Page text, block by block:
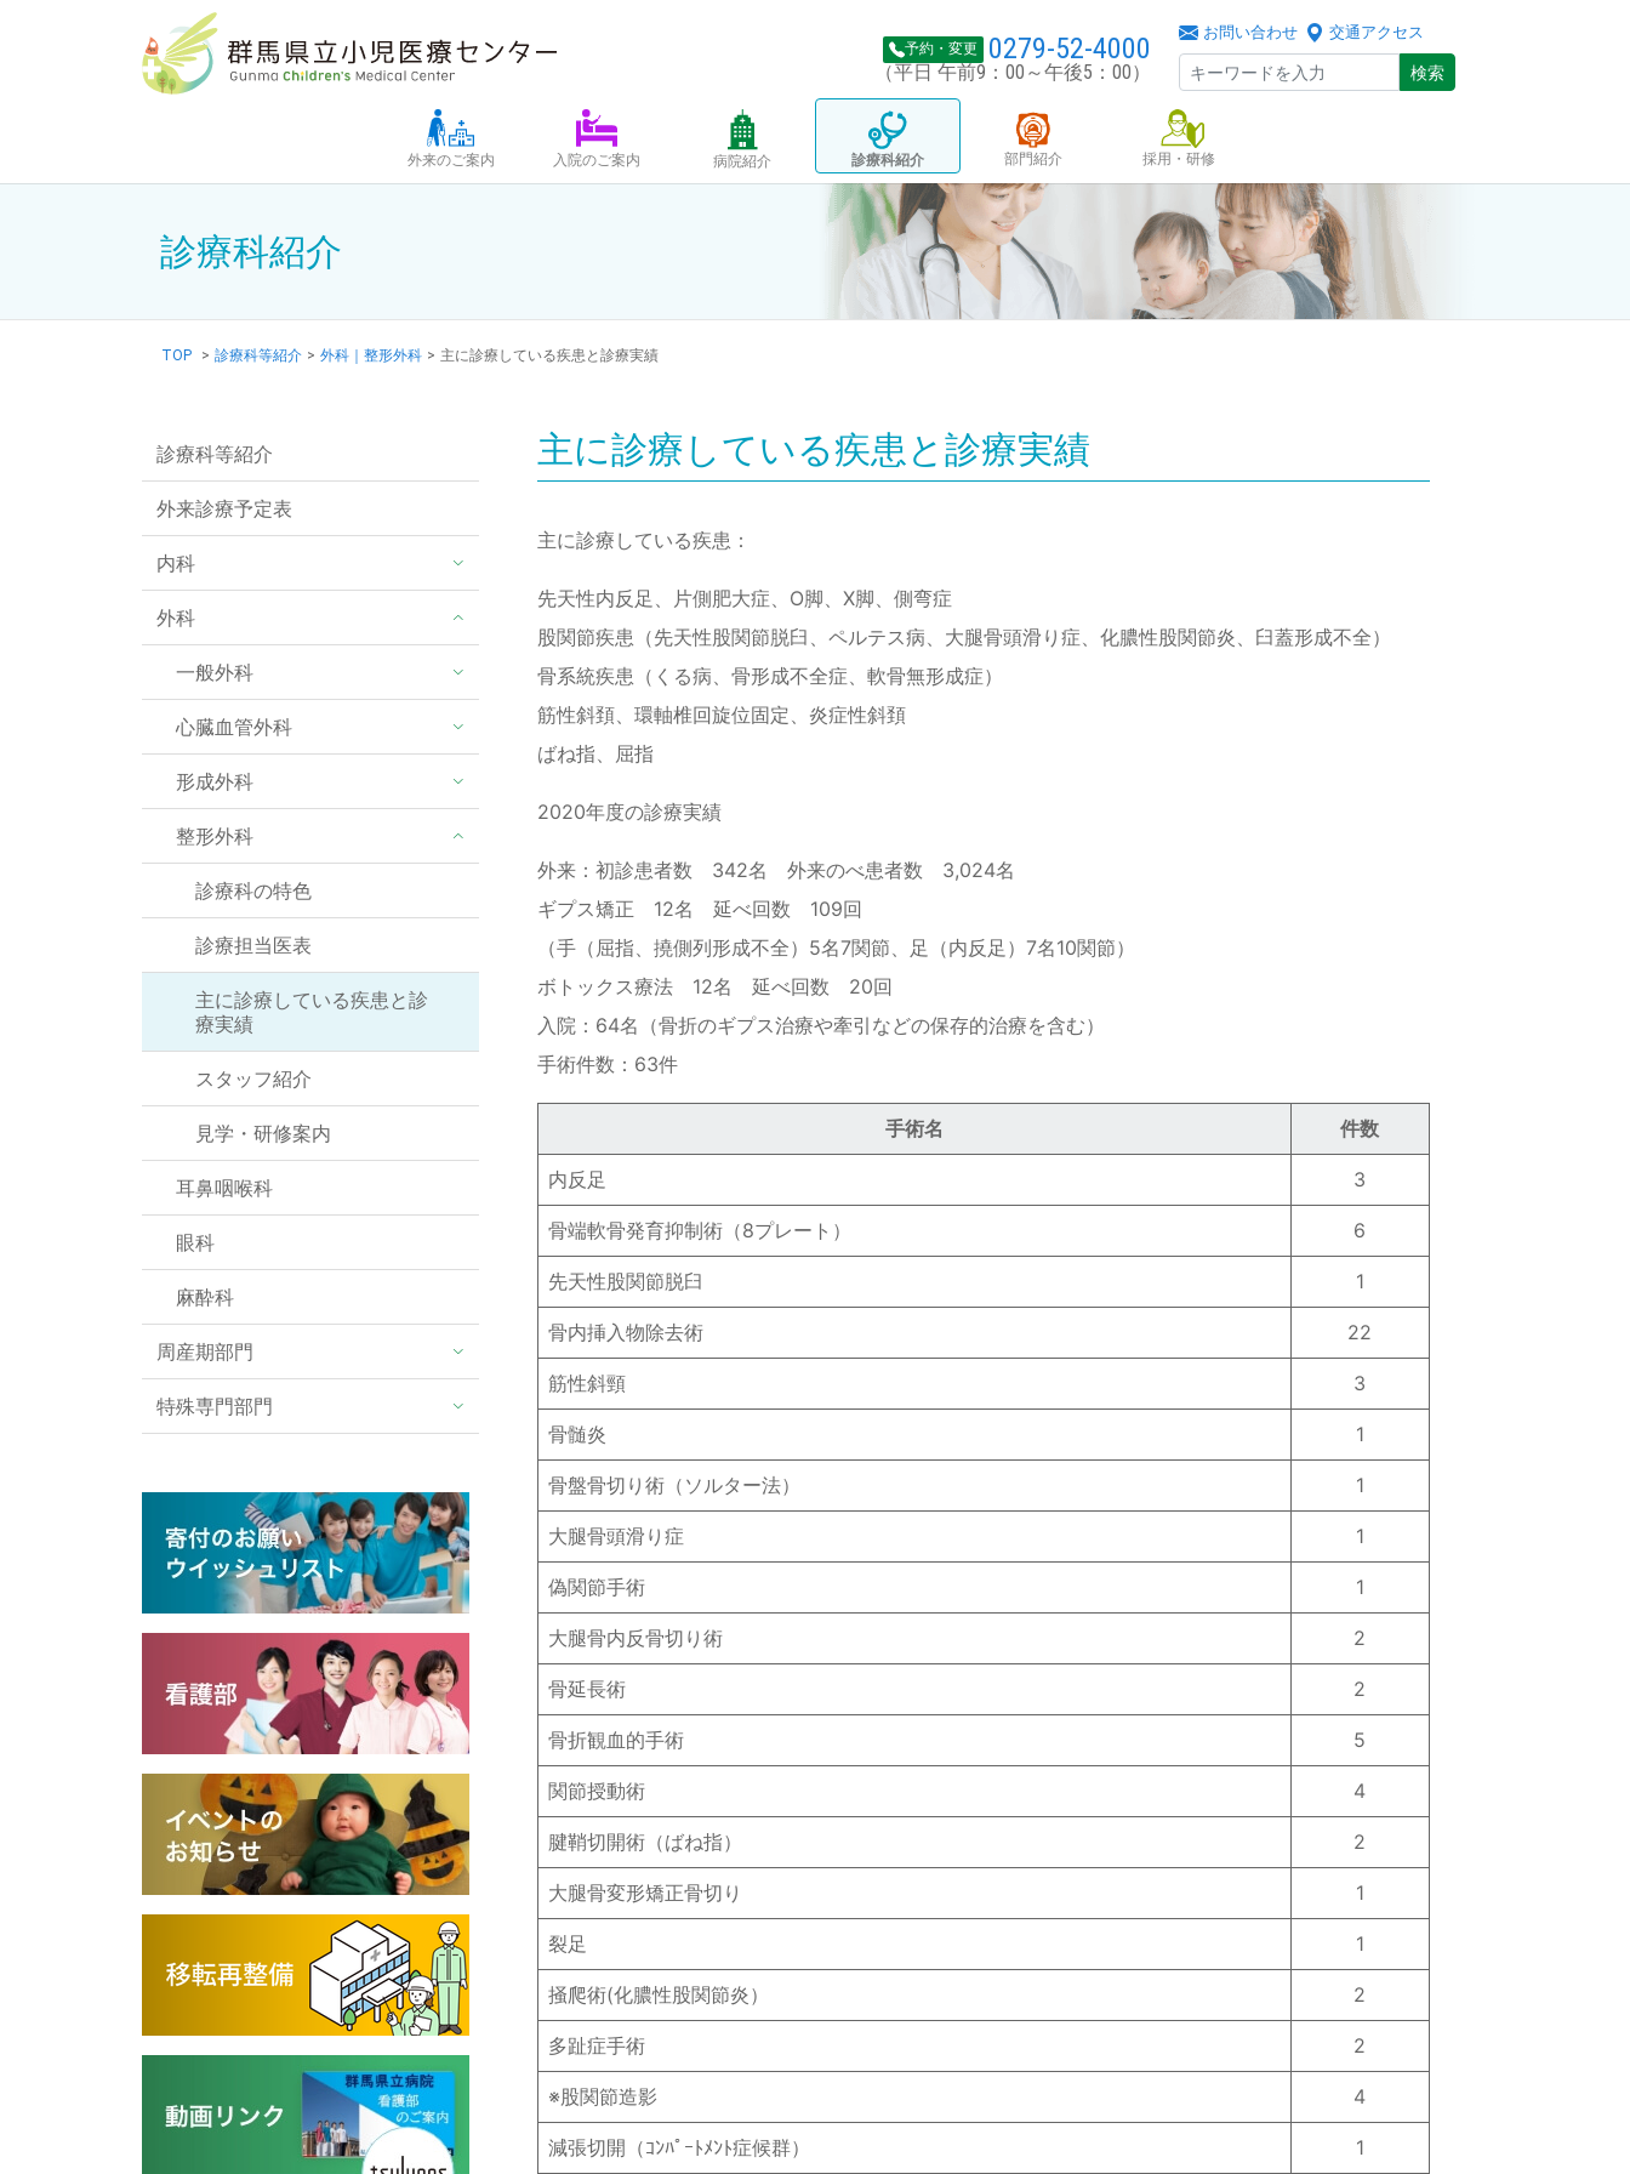
予約・変更 0279-52-4000
（平日 午前9：00～午後5：00）
お問い合わせ 交通アクセス
検索
外来のご案内 入院のご案内 病院紹介 診療科紹介 部門紹介 採用・研修
診療科紹介
TOP > 診療科等紹介 > 外科｜整形外科 > 主に診療している疾患と診療実績
診療科等紹介
外来診療予定表
内科
外科
一般外科
心臓血管外科
形成外科
整形外科
診療科の特色
診療担当医表
主に診療している疾患と診
療実績
スタッフ紹介
見学・研修案内
耳鼻咽喉科
眼科
麻酔科
周産期部門
特殊専門部門
主に診療している疾患と診療実績
主に診療している疾患：
先天性内反足、片側肥大症、O脚、X脚、側弯症
股関節疾患（先天性股関節脱臼、ペルテス病、大腿骨頭滑り症、化膿性股関節炎、臼蓋形成不全）
骨系統疾患（くる病、骨形成不全症、軟骨無形成症）
筋性斜頚、環軸椎回旋位固定、炎症性斜頚
ばね指、屈指
2020年度の診療実績
外来：初診患者数 342名 外来のべ患者数 3,024名
ギプス矯正 12名 延べ回数 109回
（手（屈指、撓側列形成不全）5名7関節、足（内反足）7名10関節）
ボトックス療法 12名 延べ回数 20回
入院：64名（骨折のギプス治療や牽引などの保存的治療を含む）
手術件数：63件
手術名 件数
内反足 3
骨端軟骨発育抑制術（8プレート） 6
先天性股関節脱臼 1
骨内挿入物除去術 22
筋性斜頸 3
骨髄炎 1
骨盤骨切り術（ソルター法） 1
大腿骨頭滑り症 1
偽関節手術 1
大腿骨内反骨切り術 2
骨延長術 2
骨折観血的手術 5
関節授動術 4
腱鞘切開術（ばね指） 2
大腿骨変形矯正骨切り 1
裂足 1
掻爬術(化膿性股関節炎） 2
多趾症手術 2
※股関節造影 4
減張切開（ｺﾝﾊﾟｰﾄﾒﾝﾄ症候群） 1